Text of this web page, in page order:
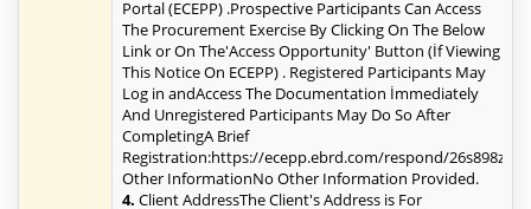
Portal (ECEPP) .Prospective Participants Can Access
The Procurement Exercise By Clicking On The Below
Link or On The'Access Opportunity' Button (İf Viewing
This Notice On ECEPP) . Registered Participants May
Log in andAccess The Documentation İmmediately
And Unregistered Participants May Do So After
CompletingA Brief
Registration:https://ecepp.ebrd.com/respond/
Other InformationNo Other Information Provided.
4. Client AddressThe Client's Address is For